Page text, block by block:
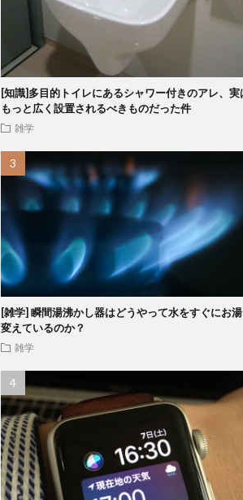
[知識]多目的トイレにあるシャワー付きのアレ、実
もっと広く設置されるべきものだった件
雑学
[雑学] 瞬間湯沸かし器はどうやって水をすぐにお
変えているのか？
雑学